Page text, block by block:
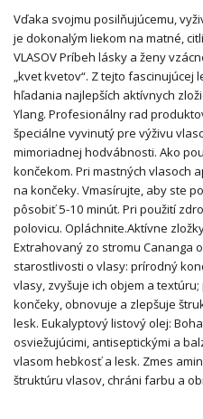
Vďaka svojmu posilňujúcemu,
je dokonalým liekom na matné,
VLASOV Príbeh lásky a ženy
„kvet kvetov“. Z tejto
hľadania najlepších aktívnych
Ylang. Profesionálny rad
špeciálne vyvinutý pre výživu
mimoriadnej hodvábnosti. Ako
končekom. Pri mastných vlasoch
na končeky. Vmasírujte, aby ste
pôsobiť 5-10 minút. Pri použití
polovicu. Opláchnite.Aktívne
Extrahovaný zo stromu Cananga
starostlivosti o vlasy: prírodný
vlasy, zvyšuje ich objem a
končeky, obnovuje a zlepšuje
lesk. Eukalyptový listový olej:
osviežujúcimi, antiseptickými a
vlasom hebkosť a lesk. Zmes
štruktúru vlasov, chráni farbu a